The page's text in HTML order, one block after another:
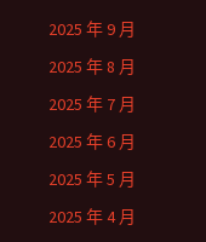
2025 年 9 月
2025 年 8 月
2025 年 7 月
2025 年 6 月
2025 年 5 月
2025 年 4 月